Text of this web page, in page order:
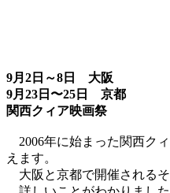
9月2日～8日 大阪
9月23日〜25日 京都
関西クィア映画祭
2006年に始まった関西ク
えます。
大阪と京都で開催されるそ